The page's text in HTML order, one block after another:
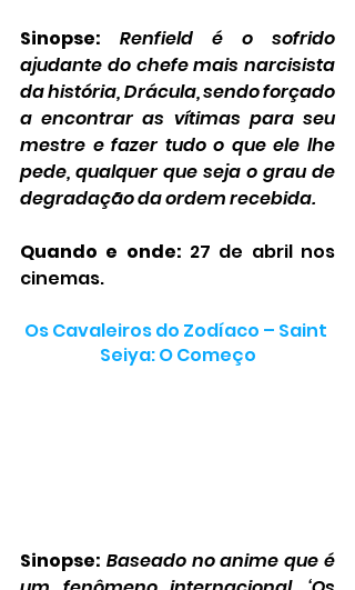
Sinopse:
Renfield é o sofrido
ajudante do chefe mais narcisista
da história, Drácula, sendo forçado
a encontrar as vítimas para seu
mestre e fazer tudo o que ele lhe
pede, qualquer que seja o grau de
degradação da ordem recebida.
Quando e onde: 27 de abril nos
cinemas.
Os Cavaleiros do Zodíaco – Saint
Seiya: O Começo
Sinopse: Baseado no anime que é